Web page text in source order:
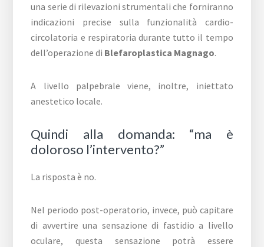
una serie di rilevazioni strumentali che forniranno
indicazioni precise sulla funzionalità cardio-
circolatoria e respiratoria durante tutto il tempo
dell’operazione di Blefaroplastica Magnago.
A livello palpebrale viene, inoltre, iniettato
anestetico locale.
Quindi alla domanda: “ma è
doloroso l’intervento?”
La risposta è no.
Nel periodo post-operatorio, invece, può capitare
di avvertire una sensazione di fastidio a livello
oculare, questa sensazione potrà essere